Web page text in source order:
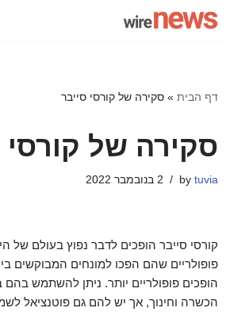
דף הבית » סקירה של קורסי סייבר
סקירה של קורסי
by tuvia 2 בנובמבר 2022
קורסי סייבר הופכים לדבר נפוץ בעולם של
פופולריים שהם הפכו למונחים המבוקשים
הופכים פופולריים יותר. ניתן להשתמש בהם
הכשרה וחינוך, אך יש להם גם פוטנציאל